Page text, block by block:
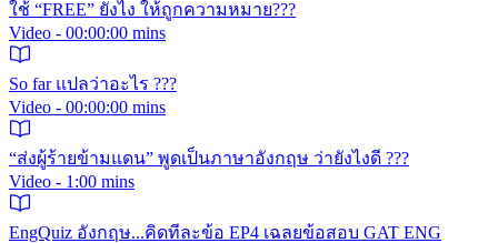
ใช้ “FREE” ยังไง ให้ถูกความหมาย???
Video - 00:00:00 mins
So far แปลว่าอะไร ???
Video - 00:00:00 mins
“ส่งผู้ร้ายข้ามแดน” พูดเป็นภาษาอังกฤษ ว่ายังไงดี ???
Video - 1:00 mins
EngQuiz อังกฤษ...คิดทีละข้อ EP4 เฉลยข้อสอบ GAT ENG